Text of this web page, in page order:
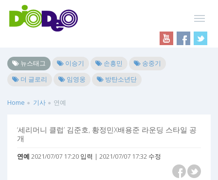
뉴스태그 이승기 손흥민
송중기
더 글로리
임영웅 방탄소년단
Home 기사 연예
‘세리머니 클럽’ 김준호, 황정민X배용준 라운딩 스타일 공
개
연예 2021/07/07 17:20 입력 | 2021/07/07 17:32 수정